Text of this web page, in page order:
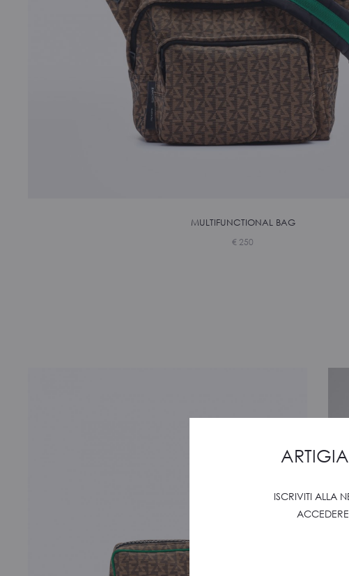
MULTIFUNCTIONAL BAG
€ 250
ISCRIVITI ALLA